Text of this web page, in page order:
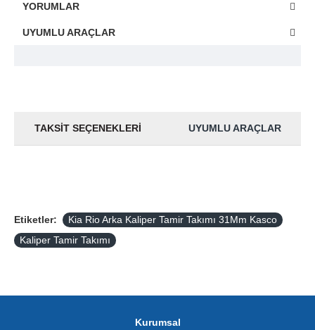
YORUMLAR
UYUMLU ARAÇLAR
TAKSIT SEÇENEKLERI UYUMLU ARAÇLAR
Etiketler:
Kia Rio Arka Kaliper Tamir Takımı 31Mm Kasco
Kaliper Tamir Takımı
Kurumsal